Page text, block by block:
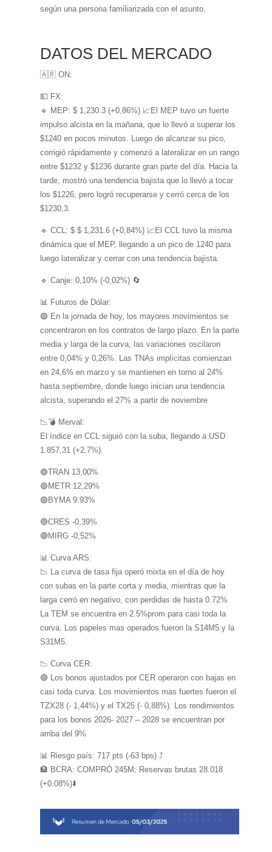
según una persona familiarizada con el asunto.
DATOS DEL MERCADO
🇦🇷 ON:
💵 FX:
🔹 MEP: $ 1,230.3 (+0,86%) 📈El MEP tuvo un fuerte
impulso alcista en la mañana, que lo llevó a superar los
$1240 en pocos minutos. Luego de alcanzar su pico,
corrigió rápidamente y comenzó a lateralizar en un rango
entre $1232 y $1236 durante gran parte del día. Hacia la
tarde, mostró una tendencia bajista que lo llevó a tocar
los $1226, pero logró recuperarse y cerró cerca de los
$1230,3.
🔹 CCL: $ $ 1,231.6 (+0,84%) 📈El CCL tuvo la misma
dinámica que el MEP, llegando a un pico de 1240 para
luego lateralizar y cerrar con una tendencia bajista.
🔹 Canje: 0,10% (-0,02%) 🔄
📊 Futuros de Dólar:
🟢 En la jornada de hoy, los mayores movimientos se
concentraron en los contratos de largo plazo. En la parte
media y larga de la curva, las variaciones oscilaron
entre 0,04% y 0,26%. Las TNAs implícitas comienzan
en 24,6% en marzo y se mantienen en torno al 24%
hasta septiembre, donde luego inician una tendencia
alcista, superando el 27% a partir de noviembre
📉💣 Merval:
El índice en CCL siguió con la suba, llegando a USD
1.857,31 (+2.7%).
🟢TRAN 13,00%
🟢METR 12,29%
🟢BYMA 9.93%
🔴CRES -0,39%
🔴MIRG -0,52%
📊 Curva ARS:
📉 La curva de tasa fija operó mixta en el día de hoy
con subas en la parte corta y media, mientras que la
larga cerró en negativo, con perdidas de hasta 0.72%
La TEM se encuentra en 2.5%prom para casi toda la
curva. Los papeles mas operados fueron la S14M5 y la
S31M5.
📉 Curva CER:
🔴 Los bonos ajustados por CER operaron con bajas en
casi toda curva. Los movimientos mas fuertes fueron el
TZX28 (- 1,44%) y el TX25 (- 0,88%). Los rendimientos
para los bonos 2026- 2027 – 2028 se encuentran por
arriba del 9%
📊 Riesgo país: 717 pts (-63 bps) ⤴️
🏦 BCRA: COMPRÓ 245M; Reservas brutas 28.018
(+0.08%)⬇️